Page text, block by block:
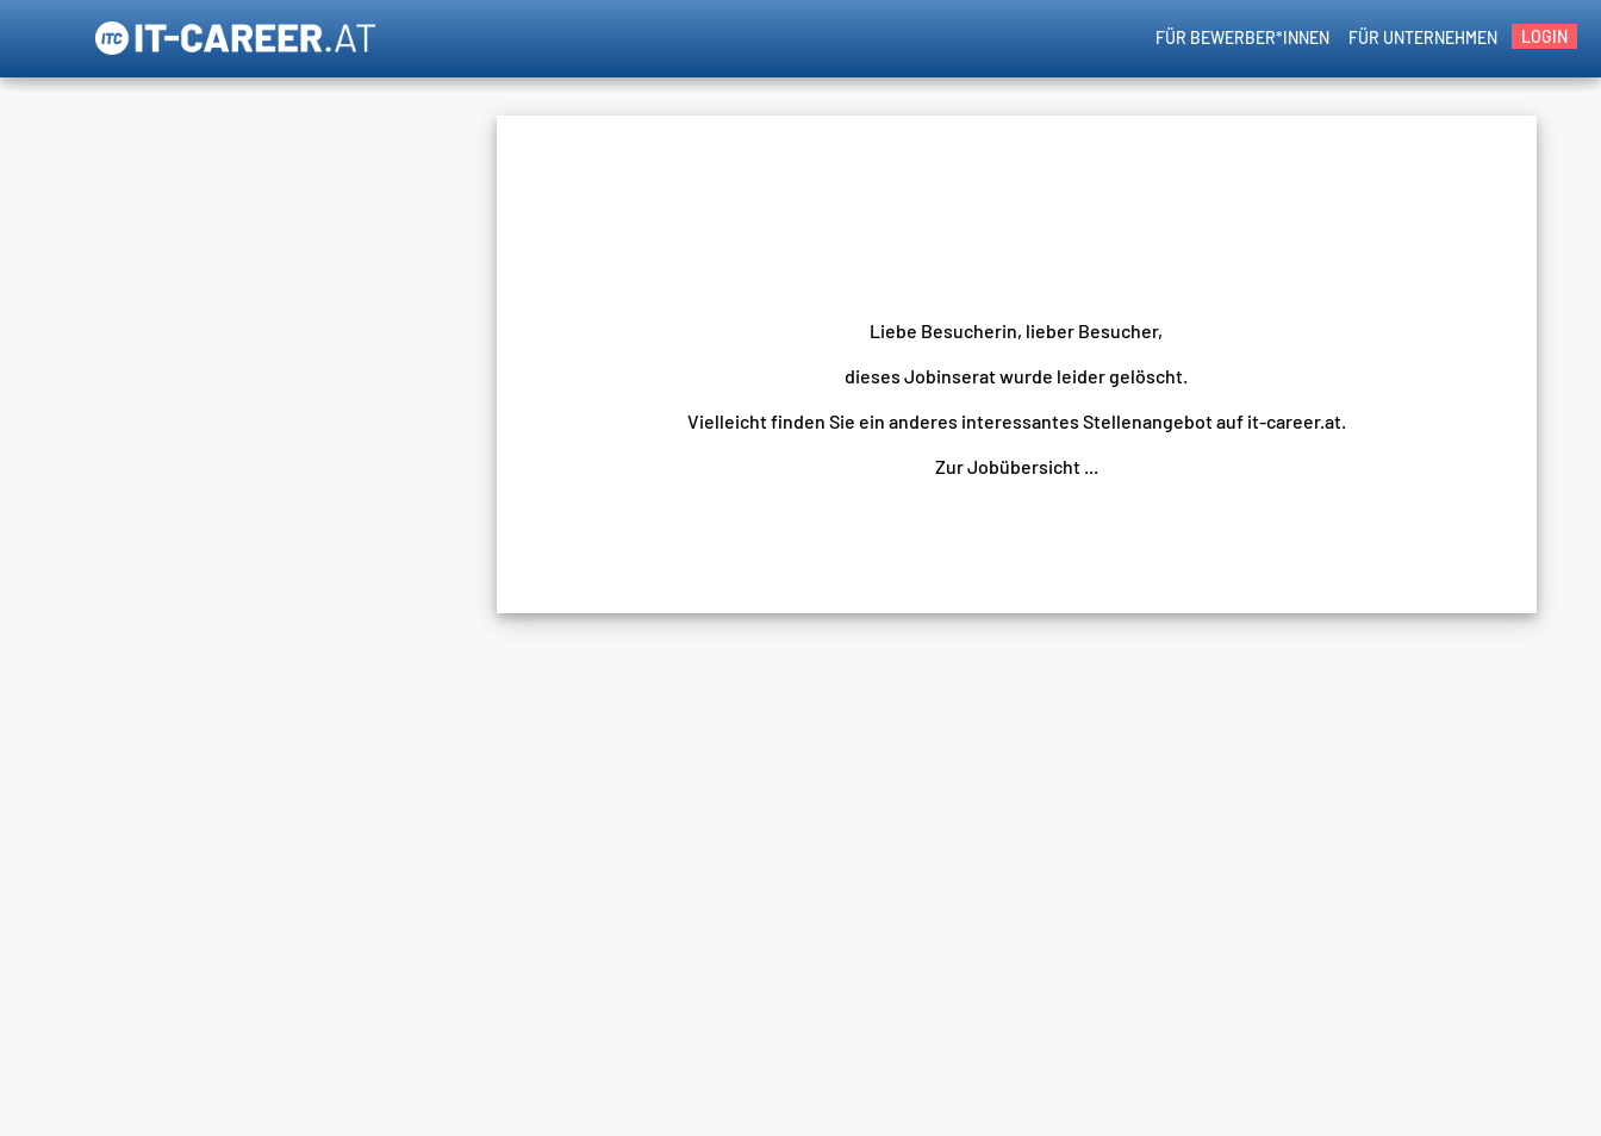
LOGIN
FÜR UNTERNEHMEN
FÜR BEWERBER*INNEN
Liebe Besucherin, lieber Besucher,
dieses Jobinserat wurde leider gelöscht.
Vielleicht finden Sie ein anderes interessantes Stellenangebot auf it-career.at.
Zur Jobübersicht ...